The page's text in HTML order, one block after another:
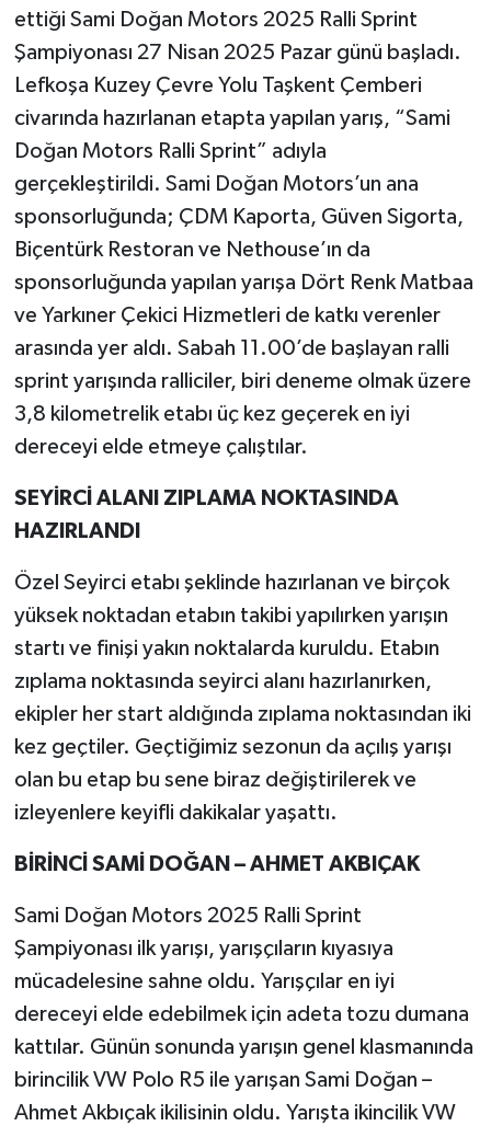
ettiği Sami Doğan Motors 2025 Ralli Sprint
Şampiyonası 27 Nisan 2025 Pazar günü başladı.
Lefkoşa Kuzey Çevre Yolu Taşkent Çemberi
civarında hazırlanan etapta yapılan yarış, “Sami
Doğan Motors Ralli Sprint” adıyla
gerçekleştirildi. Sami Doğan Motors’un ana
sponsorluğunda; ÇDM Kaporta, Güven Sigorta,
Biçentürk Restoran ve Nethouse’ın da
sponsorluğunda yapılan yarışa Dört Renk Matbaa
ve Yarkıner Çekici Hizmetleri de katkı verenler
arasında yer aldı. Sabah 11.00’de başlayan ralli
sprint yarışında ralliciler, biri deneme olmak üzere
3,8 kilometrelik etabı üç kez geçerek en iyi
dereceyi elde etmeye çalıştılar.
SEYİRCİ ALANI ZIPLAMA NOKTASINDA
HAZIRLANDI
Özel Seyirci etabı şeklinde hazırlanan ve birçok
yüksek noktadan etabın takibi yapılırken yarışın
startı ve finişi yakın noktalarda kuruldu. Etabın
zıplama noktasında seyirci alanı hazırlanırken,
ekipler her start aldığında zıplama noktasından iki
kez geçtiler. Geçtiğimiz sezonun da açılış yarışı
olan bu etap bu sene biraz değiştirilerek ve
izleyenlere keyifli dakikalar yaşattı.
BİRİNCİ SAMİ DOĞAN – AHMET AKBIÇAK
Sami Doğan Motors 2025 Ralli Sprint
Şampiyonası ilk yarışı, yarışçıların kıyasıya
mücadelesine sahne oldu. Yarışçılar en iyi
dereceyi elde edebilmek için adeta tozu dumana
kattılar. Günün sonunda yarışın genel klasmanında
birincilik VW Polo R5 ile yarışan Sami Doğan –
Ahmet Akbıçak ikilisinin oldu. Yarışta ikincilik VW